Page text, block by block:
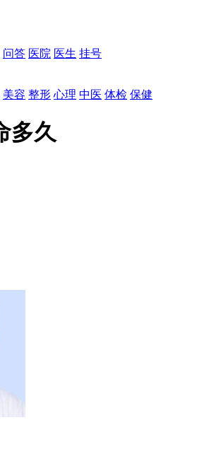
问答 医院 医生 挂号
美容 整形 心理 中医 体检 保健
多久